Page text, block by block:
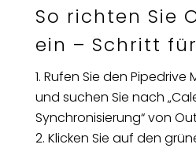
So richten Sie
ein – Schritt
Rufen Sie den Pipedrive
und suchen Sie nach
Synchronisierung“ von
Klicken Sie auf den